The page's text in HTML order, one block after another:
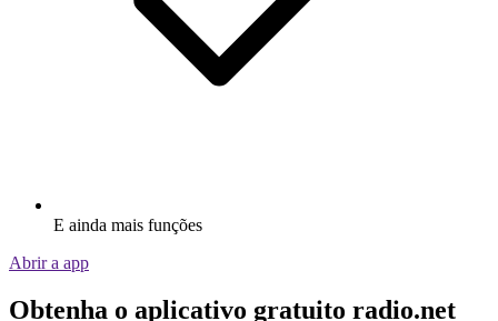
E ainda mais funções
Abrir a app
Obtenha o aplicativo gratuito radio.net